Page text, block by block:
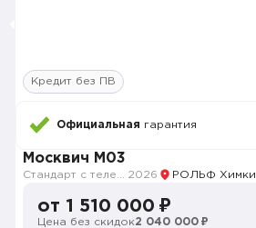
Кредит без ПВ
Официальная гарантия
Москвич M03
2026 РОЛЬФ Химки
от 1 510 000 ₽
Цена без скидок2 040 000 ₽